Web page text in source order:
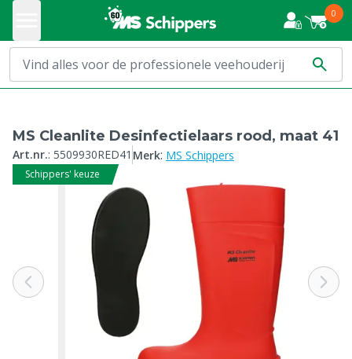
0
MS Cleanlite Desinfectielaars rood, maat 41
Art.nr.: 5509930RED41 Merk: MS Schippers
Schippers' keuze